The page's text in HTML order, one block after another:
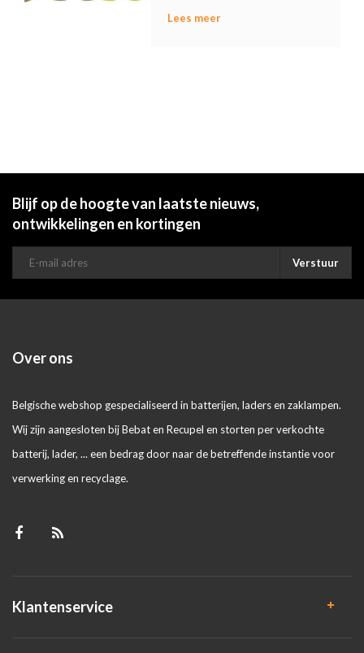
Lees meer
Blijf op de hoogte van laatste nieuws,
ontwikkelingen en kortingen
Verstuur
Over ons
Belgische webshop gespecialiseerd in batterijen, laders en zaklampen.
Wij zijn aangesloten bij Bebat en Recupel en storten per verkochte
batterij, lader, ... een bedrag door naar de betreffende instantie voor
verwerking en recyclage.
Klantenservice